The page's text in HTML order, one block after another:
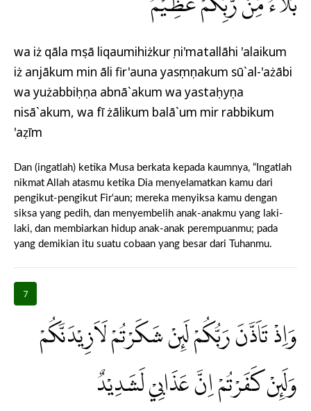
wa iż qāla mụsā liqaumihiżkurụ ni'matallāhi 'alaikum
iż anjākum min āli fir'auna yasụmụnakum sū`al-'ażābi
wa yużabbiḥụna abnā`akum wa yastaḥyụna
nisā`akum, wa fī żālikum balā`um mir rabbikum
'aẓīm
Dan (ingatlah) ketika Musa berkata kepada kaumnya, “Ingatlah
nikmat Allah atasmu ketika Dia menyelamatkan kamu dari
pengikut-pengikut Fir‘aun; mereka menyiksa kamu dengan
siksa yang pedih, dan menyembelih anak-anakmu yang laki-
laki, dan membiarkan hidup anak-anak perempuanmu; pada
yang demikian itu suatu cobaan yang besar dari Tuhanmu.
7
وَاِذْ تَاَذَّنَ رَبُّكُمْ لَىِٕنْ شَكَرْتُمْ لَاَزِيْدَنَّكُمْ
وَلَىِٕنْ كَفَرْتُمْ اِنَّ عَذَابِيْ لَشَدِيْدٌ